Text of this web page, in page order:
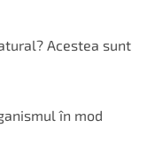
Acestea sunt
în mod